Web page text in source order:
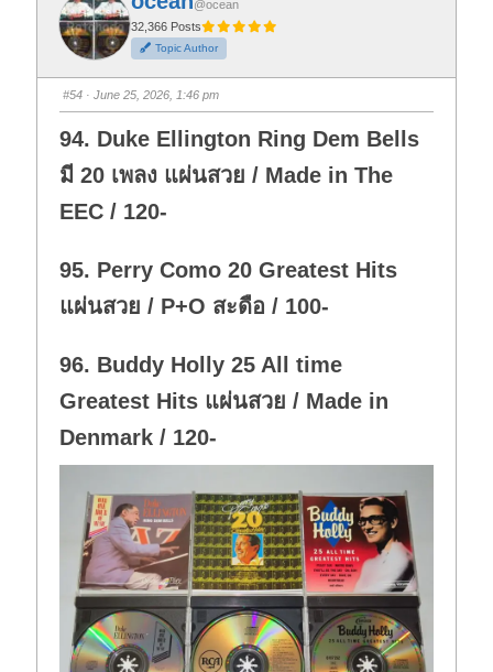
r
t
h
u
m
d
o
n
.
r
t
h
u
m
u
p
@ocean
32,366 Posts
Topic Author
#54 · June 25, 2026, 1:46 pm
94. Duke Ellington Ring Dem Bells
มี 20 เพลง แผ่นสวย / Made in The
EEC / 120-
95. Perry Como 20 Greatest Hits
แผ่นสวย / P+O สะดือ / 100-
96. Buddy Holly 25 All time
Greatest Hits แผ่นสวย / Made in
Denmark / 120-